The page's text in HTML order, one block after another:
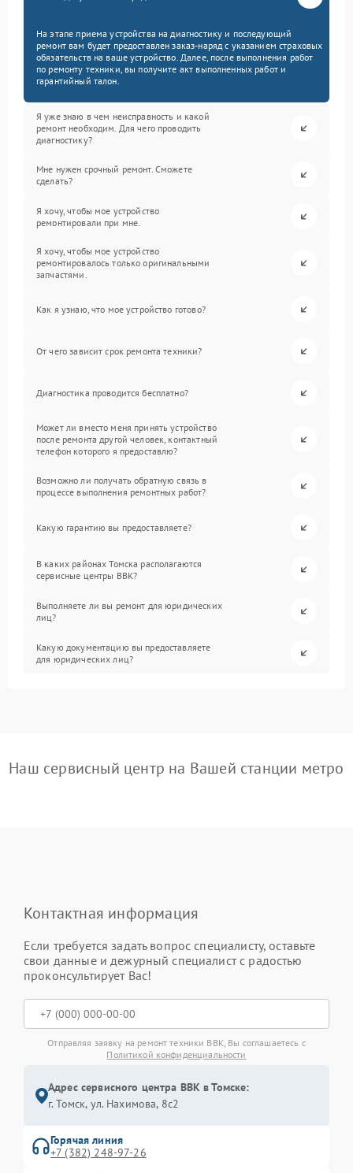
На этапе приема устройства на диагностику и последующий
ремонт вам будет предоставлен заказ-наряд с указанием страховых
обязательств на ваше устройство. Далее, после выполнения работ
по ремонту техники, вы получите акт выполненных работ и
гарантийный талон.
Я уже знаю в чем неисправность и какой
ремонт необходим. Для чего проводить
диагностику?
Мне нужен срочный ремонт. Сможете
сделать?
Я хочу, чтобы мое устройство
ремонтировали при мне.
Я хочу, чтобы мое устройство
ремонтировалось только оригинальными
запчастями.
Как я узнаю, что мое устройство готово?
От чего зависит срок ремонта техники?
Диагностика проводится бесплатно?
Может ли вместо меня принять устройство
после ремонта другой человек, контактный
телефон которого я предоставлю?
Возможно ли получать обратную связь в
процессе выполнения ремонтных работ?
Какую гарантию вы предоставляете?
В каких районах Томска располагаются
сервисные центры BBK?
Выполняете ли вы ремонт для юридических
лиц?
Какую документацию вы предоставляете
для юридических лиц?
Наш сервисный центр на Вашей станции метро
Контактная информация
Если требуется задать вопрос специалисту, оставьте
свои данные и дежурный специалист с радостью
проконсультирует Вас!
Отправляя заявку на ремонт техники BBK, Вы соглашаетесь с
Политикой конфиденциальности
Адрес сервисного центра BBK в Томске:
г. Томск, ул. Нахимова, 8с2
Горячая линия
+7 (382) 248-97-26